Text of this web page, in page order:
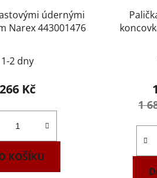
údernými
konci 35 mm Narex 443001476
1-2 dny
266 Kč
KOŠÍKU
1